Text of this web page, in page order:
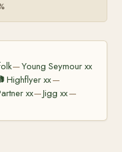
—Young Seymour xx
Highflyer xx—
xx—Jigg xx—